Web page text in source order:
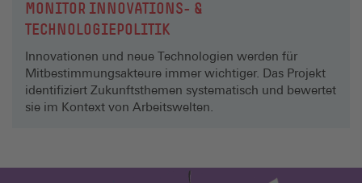
MONITOR INNOVATIONS- &
TECHNOLOGIEPOLITIK
Innovationen und neue Technologien werden für
Mitbestimmungsakteure immer wichtiger. Das Projekt
identifiziert Zukunftsthemen systematisch und bewertet
sie im Kontext von Arbeitswelten.